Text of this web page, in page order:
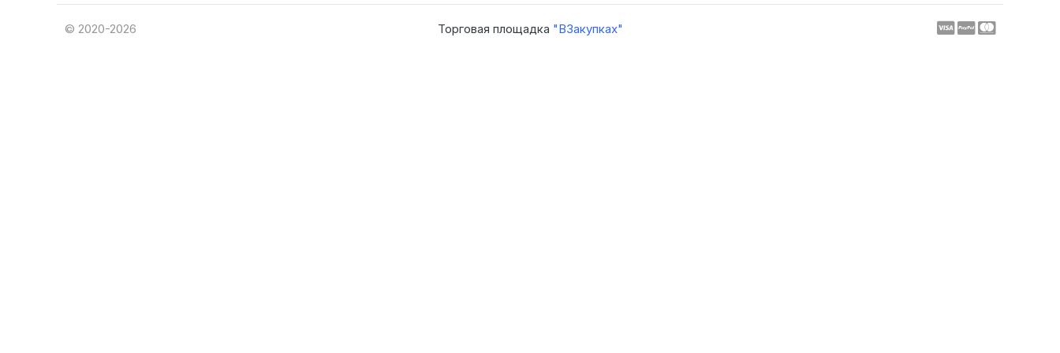
© 2020-2026 Торговая площадка "ВЗакупках"